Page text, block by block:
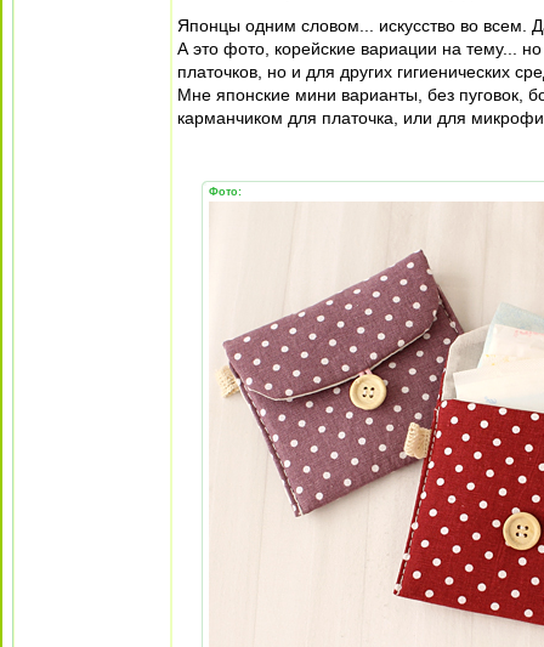
Японцы одним словом... искусство во всем.
А это фото, корейские вариации на тему...
платочков, но и для других гигиенических
Мне японские мини варианты, без пуговок,
карманчиком для платочка, или для
Фото: